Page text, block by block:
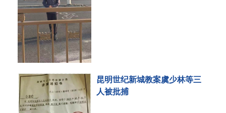
昆明世纪新城教案虞少林等三
人被批捕